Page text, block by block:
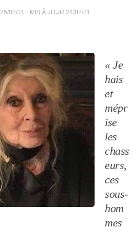
25/02/21 · MIS À JOUR 24/02/21
« Je
hais
et
mépr
ise
les
chass
eurs,
ces
sous-
hom
mes